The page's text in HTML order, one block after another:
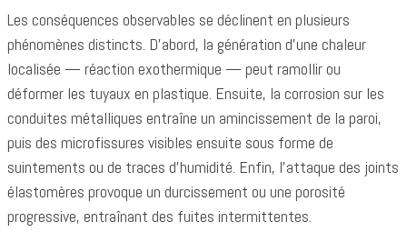
Les conséquences observables se déclinent en plusieurs
phénomènes distincts. D’abord, la génération d’une chaleur
localisée — réaction exothermique — peut ramollir ou
déformer les tuyaux en plastique. Ensuite, la corrosion sur les
conduites métalliques entraîne un amincissement de la paroi,
puis des microfissures visibles ensuite sous forme de
suintements ou de traces d’humidité. Enfin, l’attaque des joints
élastomères provoque un durcissement ou une porosité
progressive, entraînant des fuites intermittentes.